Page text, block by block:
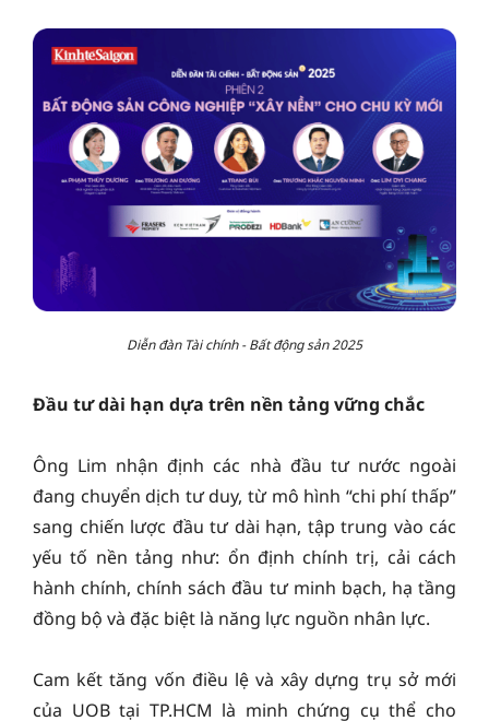
Diễn đàn Tài chính - Bất động sản 2025
Đầu tư dài hạn dựa trên nền tảng vững chắc
Ông Lim nhận định các nhà đầu tư nước ngoài
đang chuyển dịch tư duy, từ mô hình “chi phí thấp”
sang chiến lược đầu tư dài hạn, tập trung vào các
yếu tố nền tảng như: ổn định chính trị, cải cách
hành chính, chính sách đầu tư minh bạch, hạ tầng
đồng bộ và đặc biệt là năng lực nguồn nhân lực.
Cam kết tăng vốn điều lệ và xây dựng trụ sở mới
của UOB tại TP.HCM là minh chứng cụ thể cho